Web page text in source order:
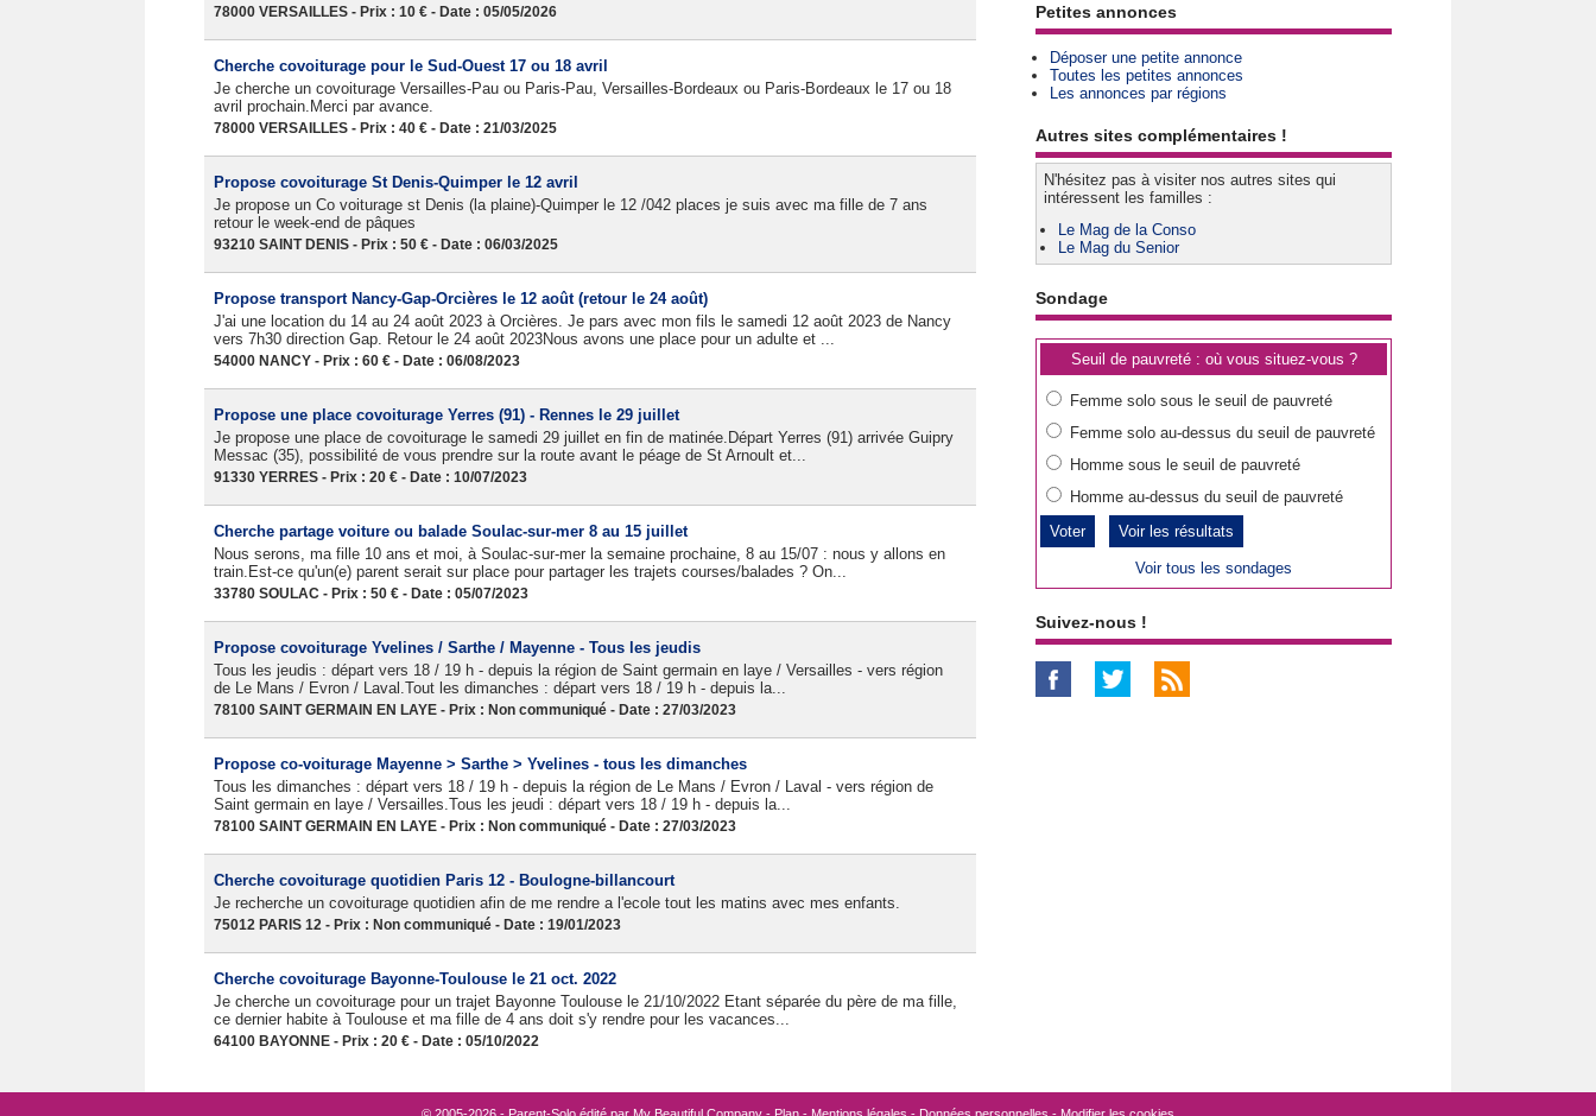
78000 VERSAILLES - Prix : 10 € - Date : 05/05/2026
Cherche covoiturage pour le Sud-Ouest 17 ou 18 avril
Je cherche un covoiturage Versailles-Pau ou Paris-Pau, Versailles-Bordeaux ou Paris-Bordeaux le 17 ou 18
avril prochain.Merci par avance.
78000 VERSAILLES - Prix : 40 € - Date : 21/03/2025
Propose covoiturage St Denis-Quimper le 12 avril
Je propose un Co voiturage st Denis (la plaine)-Quimper le 12 /042 places je suis avec ma fille de 7 ans
retour le week-end de pâques
93210 SAINT DENIS - Prix : 50 € - Date : 06/03/2025
Propose transport Nancy-Gap-Orcières le 12 août (retour le 24 août)
J'ai une location du 14 au 24 août 2023 à Orcières. Je pars avec mon fils le samedi 12 août 2023 de Nancy
vers 7h30 direction Gap. Retour le 24 août 2023Nous avons une place pour un adulte et ...
54000 NANCY - Prix : 60 € - Date : 06/08/2023
Propose une place covoiturage Yerres (91) - Rennes le 29 juillet
Je propose une place de covoiturage le samedi 29 juillet en fin de matinée.Départ Yerres (91) arrivée Guipry
Messac (35), possibilité de vous prendre sur la route avant le péage de St Arnoult et...
91330 YERRES - Prix : 20 € - Date : 10/07/2023
Cherche partage voiture ou balade Soulac-sur-mer 8 au 15 juillet
Nous serons, ma fille 10 ans et moi, à Soulac-sur-mer la semaine prochaine, 8 au 15/07 : nous y allons en
train.Est-ce qu'un(e) parent serait sur place pour partager les trajets courses/balades ? On...
33780 SOULAC - Prix : 50 € - Date : 05/07/2023
Propose covoiturage Yvelines / Sarthe / Mayenne - Tous les jeudis
Tous les jeudis : départ vers 18 / 19 h - depuis la région de Saint germain en laye / Versailles - vers région
de Le Mans / Evron / Laval.Tout les dimanches : départ vers 18 / 19 h - depuis la...
78100 SAINT GERMAIN EN LAYE - Prix : Non communiqué - Date : 27/03/2023
Propose co-voiturage Mayenne > Sarthe > Yvelines - tous les dimanches
Tous les dimanches : départ vers 18 / 19 h - depuis la région de Le Mans / Evron / Laval - vers région de
Saint germain en laye / Versailles.Tous les jeudi : départ vers 18 / 19 h - depuis la...
78100 SAINT GERMAIN EN LAYE - Prix : Non communiqué - Date : 27/03/2023
Cherche covoiturage quotidien Paris 12 - Boulogne-billancourt
Je recherche un covoiturage quotidien afin de me rendre a l'ecole tout les matins avec mes enfants.
75012 PARIS 12 - Prix : Non communiqué - Date : 19/01/2023
Cherche covoiturage Bayonne-Toulouse le 21 oct. 2022
Je cherche un covoiturage pour un trajet Bayonne Toulouse le 21/10/2022 Etant séparée du père de ma fille,
ce dernier habite à Toulouse et ma fille de 4 ans doit s'y rendre pour les vacances...
64100 BAYONNE - Prix : 20 € - Date : 05/10/2022
Petites annonces
Déposer une petite annonce
Toutes les petites annonces
Les annonces par régions
Autres sites complémentaires !
N'hésitez pas à visiter nos autres sites qui
intéressent les familles :
Le Mag de la Conso
Le Mag du Senior
Sondage
Seuil de pauvreté : où vous situez-vous ?
Femme solo sous le seuil de pauvreté
Femme solo au-dessus du seuil de pauvreté
Homme sous le seuil de pauvreté
Homme au-dessus du seuil de pauvreté
Voir les résultats
Voir tous les sondages
Suivez-nous !